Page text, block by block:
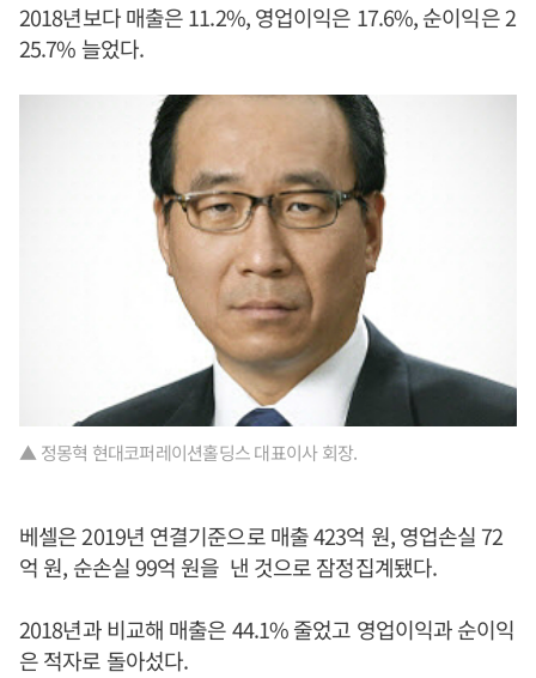
2018년보다 매출은 11.2%, 영업이익은 17.6%, 순이익은 2
25.7% 늘었다.
▲ 정몽혁 현대코퍼레이션홀딩스 대표이사 회장.
베셀은 2019년 연결기준으로 매출 423억 원, 영업손실 72
억 원, 순손실 99억 원을 낸 것으로 잠정집계됐다.
2018년과 비교해 매출은 44.1% 줄었고 영업이익과 순이익
은 적자로 돌아섰다.